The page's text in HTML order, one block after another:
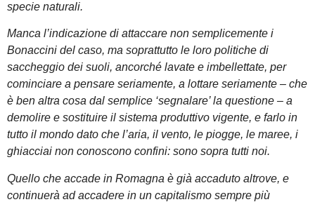
specie naturali.
Manca l’indicazione di attaccare non semplicemente i
Bonaccini del caso, ma soprattutto le loro politiche di
saccheggio dei suoli, ancorché lavate e imbellettate, per
cominciare a pensare seriamente, a lottare seriamente – che
è ben altra cosa dal semplice ‘segnalare’ la questione – a
demolire e sostituire il sistema produttivo vigente, e farlo in
tutto il mondo dato che l’aria, il vento, le piogge, le maree, i
ghiacciai non conoscono confini: sono sopra tutti noi.
Quello che accade in Romagna è già accaduto altrove, e
continuerà ad accadere in un capitalismo sempre più